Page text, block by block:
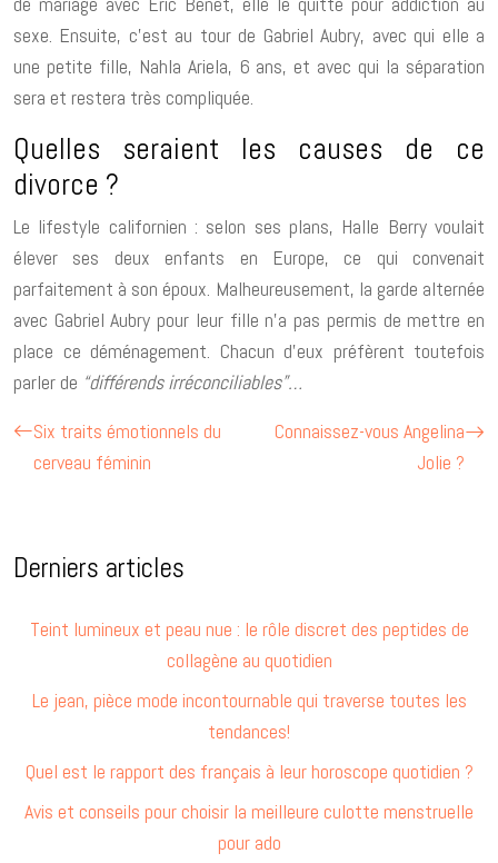
sexe. Ensuite, c’est au tour de Gabriel Aubry, avec qui elle a
une petite fille, Nahla Ariela, 6 ans, et avec qui la séparation
sera et restera très compliquée.
Quelles seraient les causes de ce
divorce ?
Le lifestyle californien : selon ses plans, Halle Berry voulait
élever ses deux enfants en Europe, ce qui convenait
parfaitement à son époux. Malheureusement, la garde alternée
avec Gabriel Aubry pour leur fille n’a pas permis de mettre en
place ce déménagement. Chacun d’eux préfèrent toutefois
parler de “différends irréconciliables”…
Six traits émotionnels du
cerveau féminin
Connaissez-vous Angelina
Jolie ?
Derniers articles
Teint lumineux et peau nue : le rôle discret des peptides de
collagène au quotidien
Le jean, pièce mode incontournable qui traverse toutes les
tendances!
Quel est le rapport des français à leur horoscope quotidien ?
Avis et conseils pour choisir la meilleure culotte menstruelle
pour ado